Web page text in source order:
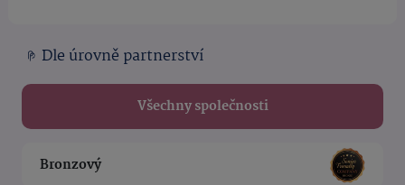
Dle úrovně partnerství
Všechny společnosti
Bronzový